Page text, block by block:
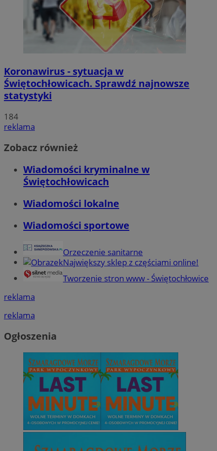
Koronawirus - sytuacja w
Świętochłowicach. Sprawdź najnowsze
statystyki
184
reklama
Zobacz również
Wiadomości kryminalne w
Świętochłowicach
Wiadomości lokalne
Wiadomości sportowe
Orzeczenie sanitarne
Największy sklep z częściami online!
Tworzenie stron www - Świętochłowice
reklama
reklama
Ogłoszenia